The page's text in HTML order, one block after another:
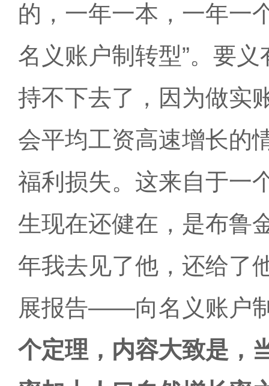
的，一年一本，一年一
名义账户制转型”。要
持不下去了，因为做实
会平均工资高速增长的
福利损失。这来自于一
生现在还健在，是布鲁
年我去见了他，还给了
展报告——向名义账户
个定理，内容大致是，